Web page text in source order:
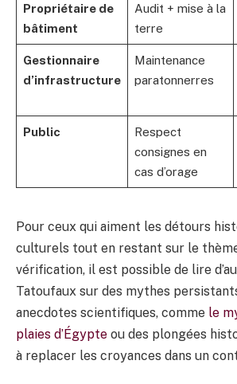
Propriétaire de
bâtiment
Audit + mise à la
terre
Gestionnaire
d’infrastructure
Maintenance
paratonnerres
Public
Respect
consignes en
cas d’orage
Pour ceux qui aiment les détours
culturels tout en restant sur le
vérification, il est possible de lire
Tatoufaux sur des mythes
anecdotes scientifiques, comme le
plaies d’Égypte ou des plongées
à replacer les croyances dans un